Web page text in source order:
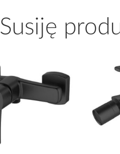
Susiję